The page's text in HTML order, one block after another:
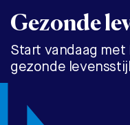
Gezonde
Start vandaag
gezonde